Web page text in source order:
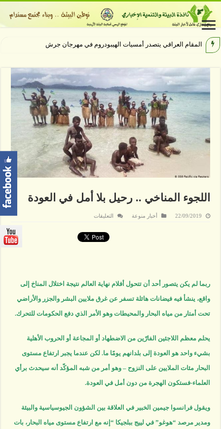
المقام العراقي يتصدر أمسيات الهيبودروم في مهرجان جرش
اللجوء المناخي .. رحيل بلا أمل في العودة
22/09/2019 أخبار منوعة التعليقات
..
رحيل
ربما لم يكن يتصور أحد أن تتحول أفلام نهاية العالم نتيجة اختلال المناخ إلى
واقع، ينشأ فيه فيضانات هائلة تسفر عن غرق ملايين البشر والجزر والأراضي
تحت أمتار من مياه البحار والمحيطات وهو الأمر الذي دفع الحكومات للتحرك.
يحلم معظم اللاجئين الفارّين من الاضطهاد أو المجاعة أو الحروب الأهلية
بشيء واحد هو العودة إلى بلدانهم يومًا ما. لكن عندما يجبر ارتفاع مستوى
البحار مئات الملايين على النزوح – وهو أمر من شبه المؤكّد أنه سيحدث برأي
العلماء-فستكون الهجرة من دون أمل في العودة.
ويقول فرانسوا جيمين الخبير في العلاقة بين الشؤون الجيوسياسية والبيئة
ومدير مرصد “هوغو” في لييج ببلجيكا “إنه مع ارتفاع مستوى مياه البحار، بات